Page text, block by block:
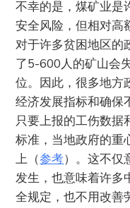
不幸的是，煤矿业是
安全风险，但相对高
对于许多贫困地区的
了5-600人的矿山会
位。因此，很多地方
经济发展指标和确保
只要上报的工伤数据
标准，当地政府的重
上（参考）。这不仅
发生，也意味着许多
全规定，也不用改善